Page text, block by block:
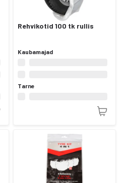
Rehvikotid 100 tk rullis
Kaubamajad
Tarne